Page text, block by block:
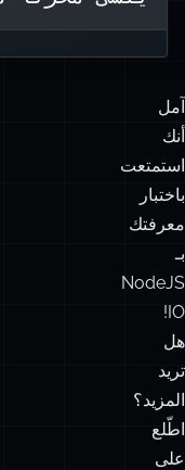
تعلم المزيد
آمل
أنك
استمتعت
باختبار
معرفتك
بـ
NodeJS
IO!
هل
تريد
المزيد؟
اطّلع
على